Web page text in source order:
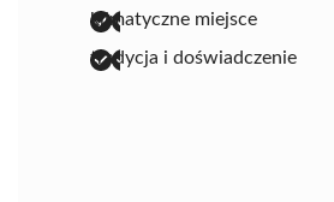
klimatyczne miejsce
tradycja i doświadczenie